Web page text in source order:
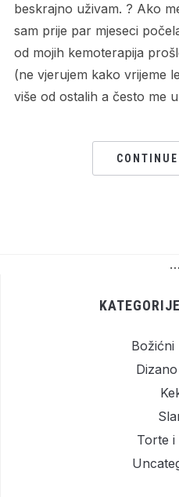
beskrajno uživam. ? Ako
sam prije par mjeseci
od mojih kemoterapija
(ne vjerujem kako vrijeme
više od ostalih a često me
…
Božićni
Torte i